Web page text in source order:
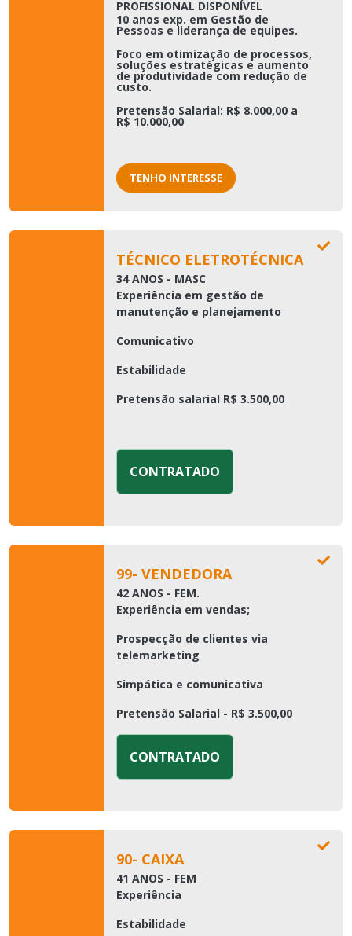
PROFISSIONAL DISPONÍVEL
10 anos exp. em Gestão de
Pessoas e liderança de equipes.
Foco em otimização de processos,
soluções estratégicas e aumento
de produtividade com redução de
custo.
Pretensão Salarial: R$ 8.000,00 a
R$ 10.000,00
TENHO INTERESSE
TÉCNICO ELETROTÉCNICA
34 ANOS - MASC
Experiência em gestão de
manutenção e planejamento
Comunicativo
Estabilidade
Pretensão salarial R$ 3.500,00
CONTRATADO
99- VENDEDORA
42 ANOS - FEM.
Experiência em vendas;
Prospecção de clientes via
telemarketing
Simpática e comunicativa
Pretensão Salarial - R$ 3.500,00
CONTRATADO
90- CAIXA
41 ANOS - FEM
Experiência
Estabilidade